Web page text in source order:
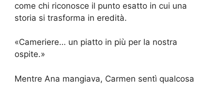
come chi riconosce il punto esatto in cui una
storia si trasforma in eredità.
«Cameriere… un piatto in più per la nostra
ospite.»
Mentre Ana mangiava, Carmen sentì qualcosa